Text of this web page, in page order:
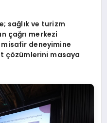
sağlık ve turizm
çağrı merkezi
deneyimine
çözümlerini masaya